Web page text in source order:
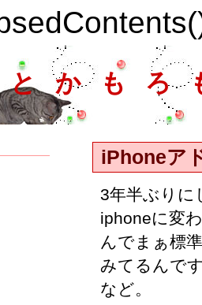
とかもろ
iPhoneア
3年半ぶりに
iphoneに変
んでまぁ標
みてるんで
など。